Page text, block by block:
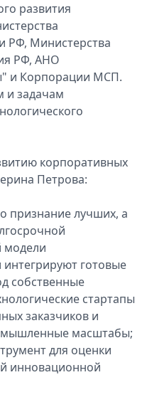
развития
РФ, Министерства
РФ, АНО
и Корпорации МСП.
и задачам
корпоративных
Петрова:
признание лучших, а
модели
готовые
собственные
стартапы
заказчиков и
масштабы;
для оценки
инновационной